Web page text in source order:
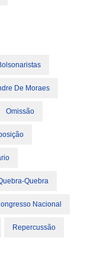
De Moraes
Omissão
Quebra
Nacional
Repercussão